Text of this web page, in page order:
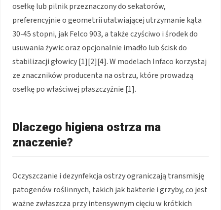
osełkę lub pilnik przeznaczony do sekatorów,
preferencyjnie o geometrii ułatwiającej utrzymanie kąta
30-45 stopni, jak Felco 903, a także czyściwo i środek do
usuwania żywic oraz opcjonalnie imadło lub ścisk do
stabilizacji głowicy [1][2][4]. W modelach Infaco korzystaj
ze znaczników producenta na ostrzu, które prowadzą
osełkę po właściwej płaszczyźnie [1].
Dlaczego higiena ostrza ma
znaczenie?
Oczyszczanie i dezynfekcja ostrzy ograniczają transmisję
patogenów roślinnych, takich jak bakterie i grzyby, co jest
ważne zwłaszcza przy intensywnym cięciu w krótkich